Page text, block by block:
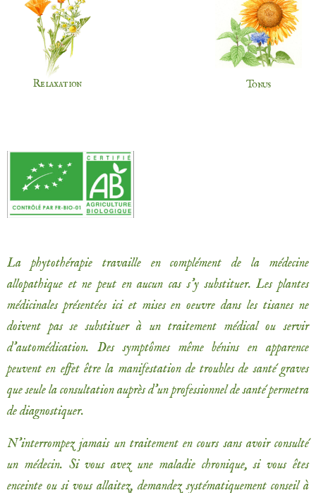
Tonus
Relaxation
La phytothérapie travaille en complément de la médecine
allopathique et ne peut en aucun cas s’y substituer. Les plantes
médicinales présentées ici et mises en oeuvre dans les tisanes ne
doivent pas se substituer à un traitement médical ou servir
d’automédication. Des symptômes même bénins en apparence
peuvent en effet être la manifestation de troubles de santé graves
que seule la consultation auprès d’un professionnel de santé permetra
de diagnostiquer.
N’interrompez jamais un traitement en cours sans avoir consulté
un médecin. Si vous avez une maladie chronique, si vous êtes
enceinte ou si vous allaitez, demandez systématiquement conseil à